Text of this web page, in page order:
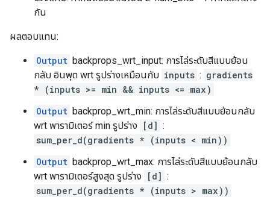
กัน
ผลตอบแทน:
Output backprops_wrt_input: การไล่ระดับสีแบบย้อน
กลับ อินพุต wrt รูปร่างเหมือนกับ inputs : gradients
* (inputs >= min && inputs <= max)
Output backprop_wrt_min: การไล่ระดับสีแบบย้อนกลับ
wrt พารามิเตอร์ min รูปร่าง
[d] :
sum_per_d(gradients * (inputs < min))
Output backprop_wrt_max: การไล่ระดับสีแบบย้อนกลับ
wrt พารามิเตอร์สูงสุด รูปร่าง
[d] :
sum_per_d(gradients * (inputs > max))